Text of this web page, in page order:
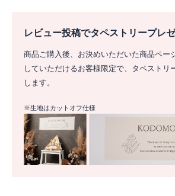
レビュー投稿でタペストリープレ
商品ご購入後、お決めいただいた商品ペー
していただけるお客様限定で、タペストリ
します。
※生地はカットオフ仕様